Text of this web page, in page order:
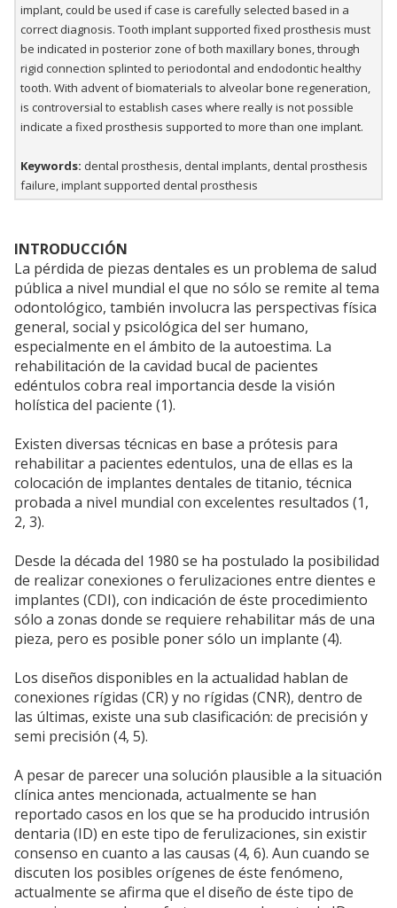
implant, could be used if case is carefully selected based in a
correct diagnosis. Tooth implant supported fixed prosthesis must
be indicated in posterior zone of both maxillary bones, through
rigid connection splinted to periodontal and endodontic healthy
tooth. With advent of biomaterials to alveolar bone regeneration,
is controversial to establish cases where really is not possible
indicate a fixed prosthesis supported to more than one implant.
Keywords: dental prosthesis, dental implants, dental prosthesis
failure, implant supported dental prosthesis
INTRODUCCIÓN
La pérdida de piezas dentales es un problema de salud
pública a nivel mundial el que no sólo se remite al tema
odontológico, también involucra las perspectivas física
general, social y psicológica del ser humano,
especialmente en el ámbito de la autoestima. La
rehabilitación de la cavidad bucal de pacientes
edéntulos cobra real importancia desde la visión
holística del paciente (1).
Existen diversas técnicas en base a prótesis para
rehabilitar a pacientes edentulos, una de ellas es la
colocación de implantes dentales de titanio, técnica
probada a nivel mundial con excelentes resultados (1,
2, 3).
Desde la década del 1980 se ha postulado la posibilidad
de realizar conexiones o ferulizaciones entre dientes e
implantes (CDI), con indicación de éste procedimiento
sólo a zonas donde se requiere rehabilitar más de una
pieza, pero es posible poner sólo un implante (4).
Los diseños disponibles en la actualidad hablan de
conexiones rígidas (CR) y no rígidas (CNR), dentro de
las últimas, existe una sub clasificación: de precisión y
semi precisión (4, 5).
A pesar de parecer una solución plausible a la situación
clínica antes mencionada, actualmente se han
reportado casos en los que se ha producido intrusión
dentaria (ID) en este tipo de ferulizaciones, sin existir
consenso en cuanto a las causas (4, 6). Aun cuando se
discuten los posibles orígenes de éste fenómeno,
actualmente se afirma que el diseño de éste tipo de